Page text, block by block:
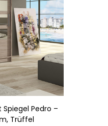
Pedro –
Trüffel